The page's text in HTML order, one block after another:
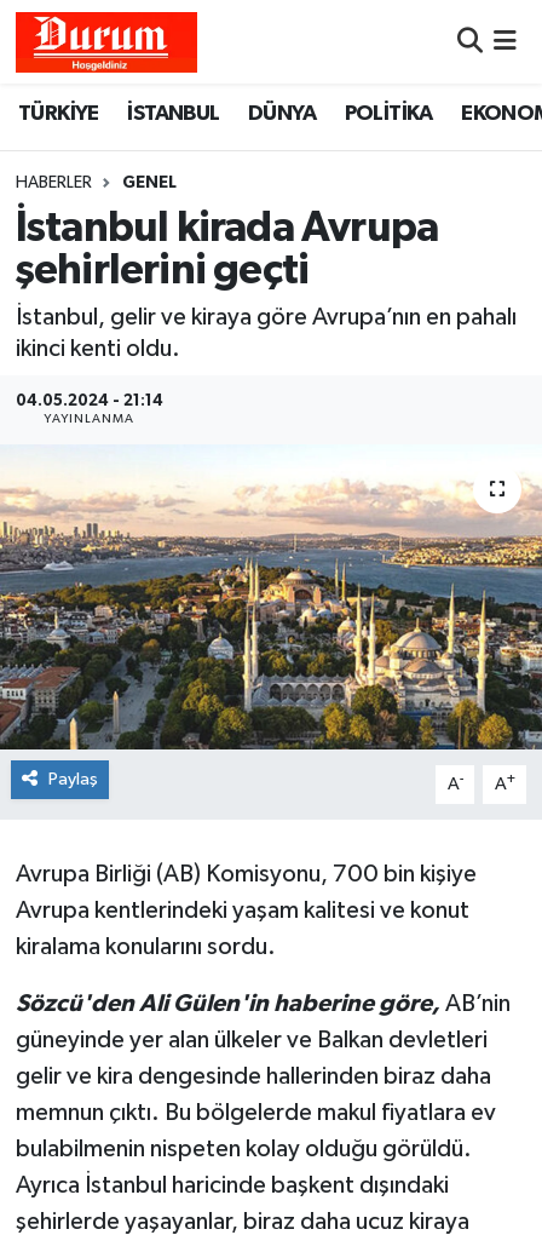
TÜRKİYE İSTANBUL DÜNYA POLİTİKA
HABERLER GENEL
İstanbul kirada Avrupa
şehirlerini geçti
İstanbul, gelir ve kiraya göre Avrupa’nın en pahalı
ikinci kenti oldu.
04.05.2024 - 21:14
YAYINLANMA
Paylaş A- A+
Avrupa Birliği (AB) Komisyonu, 700 bin kişiye
Avrupa kentlerindeki yaşam kalitesi ve konut
kiralama konularını sordu.
Sözcü'den Ali Gülen'in haberine göre, AB’nin
güneyinde yer alan ülkeler ve Balkan devletleri
gelir ve kira dengesinde hallerinden biraz daha
memnun çıktı. Bu bölgelerde makul fiyatlara ev
bulabilmenin nispeten kolay olduğu görüldü.
Ayrıca İstanbul haricinde başkent dışındaki
şehirlerde yaşayanlar, biraz daha ucuz kiraya
Hava Durumu
Namaz Vakitleri
Trafik Durumu
Süper Lig Puan Durumu ve Fikstür
Tüm Manşetler
Haber Arşivi